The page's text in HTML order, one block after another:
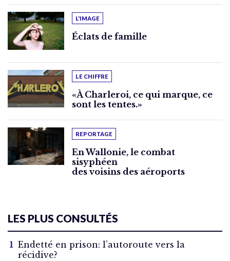
L'IMAGE
Éclats de famille
LE CHIFFRE
«À Charleroi, ce qui marque, ce
sont les tentes.»
REPORTAGE
En Wallonie, le combat
sisyphéen
des voisins des aéroports
LES PLUS CONSULTÉS
Endetté en prison: l’autoroute vers la
récidive?